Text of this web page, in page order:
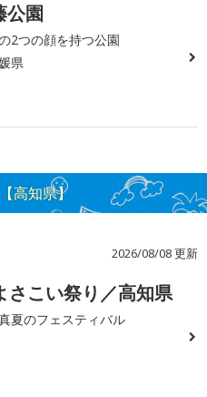
公園
2つの顔を持つ公園
県
高知県】
2026/08/08 更新
さこい祭り／高知県
夏のフェスティバル